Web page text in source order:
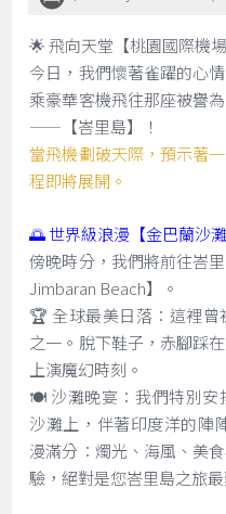
🌟 飛向天堂【桃園國際機
今日，我們懷著雀躍的心
乘豪華客機飛往那座被譽
——【峇里島】！
當飛機劃破天際，預示著
程即將展開。
🌅 世界級浪漫【金巴蘭沙
傍晚時分，我們將前往峇
Jimbaran Beach】。
🏆 全球最美日落：這裡曾
之一。脫下鞋子，赤腳踩
上演魔幻時刻。
🍽️ 沙灘晚宴：我們特別安
沙灘上，伴著印度洋的陣
漫滿分：燭光、海風、美
驗，絕對是您峇里島之旅